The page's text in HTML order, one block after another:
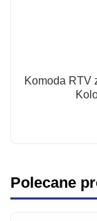
Komoda RTV
Polecane